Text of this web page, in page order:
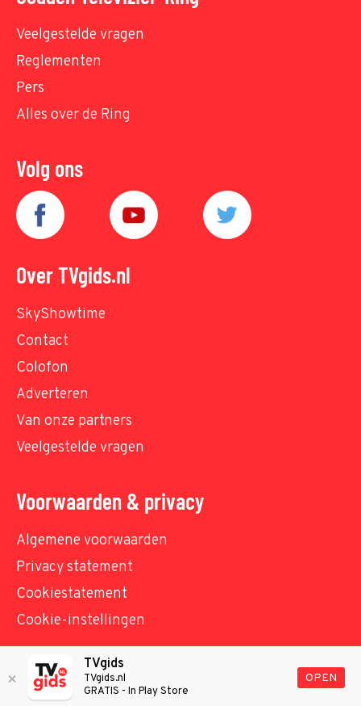
Veelgestelde vragen
Reglementen
Pers
Alles over de Ring
Volg ons
Over TVgids.nl
SkyShowtime
Contact
Colofon
Adverteren
Van onze partners
Veelgestelde vragen
Voorwaarden & privacy
Algemene voorwaarden
Privacy statement
Cookiestatement
Cookie-instellingen
© TVgids.nl 2026 - All rights reserved. No text and
datamining.
TVgids
TVgids.nl
GRATIS - In Play Store
OPEN